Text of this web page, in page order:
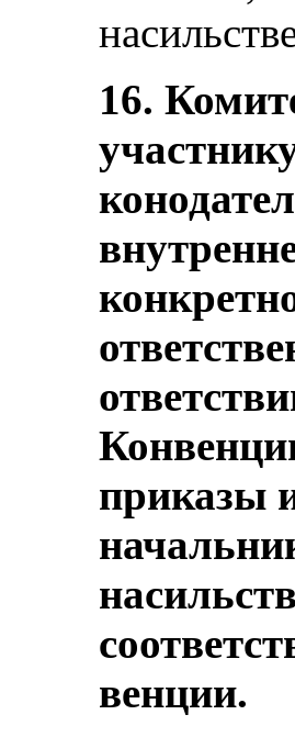
16.
приказы
венции.